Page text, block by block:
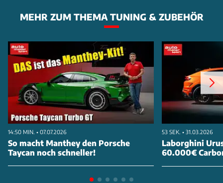
MEHR ZUM THEMA TUNING & ZUBEHÖR
14:50 MIN. • 07.07.2026
So macht Manthey den Porsche
Taycan noch schneller!
53 SEK. • 31.03.2026
Laborghini
60.000€